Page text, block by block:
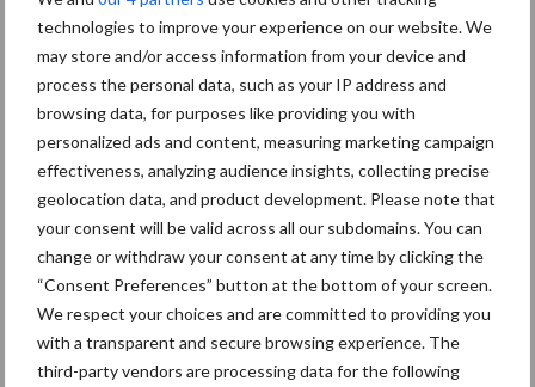
technologies to improve your experience on our website. We
may store and/or access information from your device and
process the personal data, such as your IP address and
browsing data, for purposes like providing you with
personalized ads and content, measuring marketing campaign
effectiveness, analyzing audience insights, collecting precise
geolocation data, and product development. Please note that
your consent will be valid across all our subdomains. You can
change or withdraw your consent at any time by clicking the
“Consent Preferences” button at the bottom of your screen.
We respect your choices and are committed to providing you
with a transparent and secure browsing experience. The
third-party vendors are processing data for the following
Versproducten uit de omgeving
Ondanks dat initiatiefnemers van De Patrijs de melkveehouderij
nu nog niet hebben overgenomen; zijn ze al wel volop bezig met
de productie van onder meer kaas, yoghurt en melk. Deze eigen
producten worden aangevuld met die van duurzame boeren uit
de directe omgeving. Regelink: “Zo kunnen we onze eerste leden
Dit geeft aan de toekomstige financiers van de boerderij het
vertrouwen dat wij ook daadwerkelijk deze directe afzet kunnen
realiseren.”